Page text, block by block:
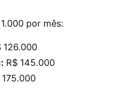
por mês:
126.000
R$ 145.000
175.000